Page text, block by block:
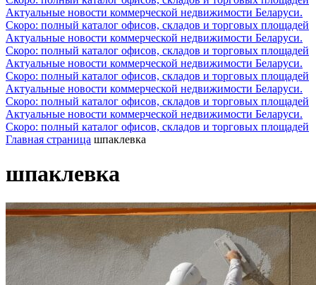
Актуальные новости коммерческой недвижимости Беларуси.
Скоро: полный каталог офисов, складов и торговых площадей
Актуальные новости коммерческой недвижимости Беларуси.
Скоро: полный каталог офисов, складов и торговых площадей
Актуальные новости коммерческой недвижимости Беларуси.
Скоро: полный каталог офисов, складов и торговых площадей
Актуальные новости коммерческой недвижимости Беларуси.
Скоро: полный каталог офисов, складов и торговых площадей
Актуальные новости коммерческой недвижимости Беларуси.
Скоро: полный каталог офисов, складов и торговых площадей
Главная страница шпаклевка
шпаклевка